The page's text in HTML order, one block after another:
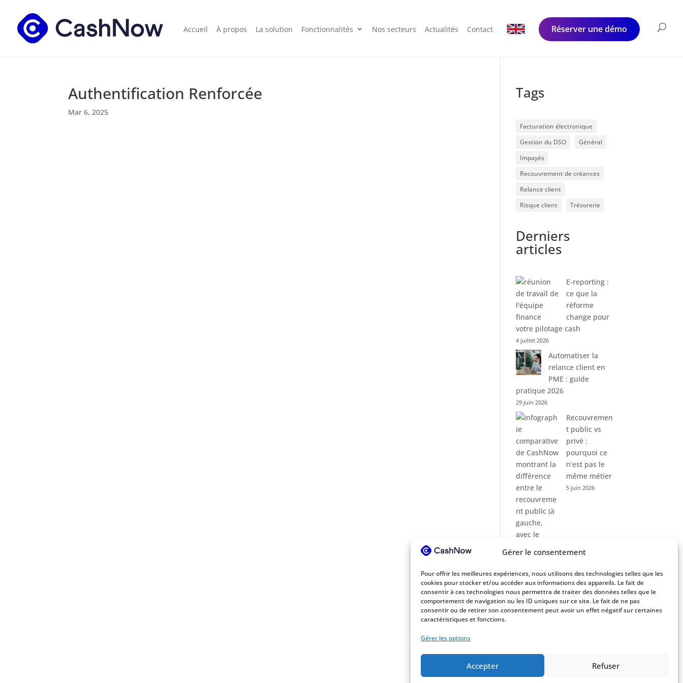
Gérer le consentement
Pour offrir les meilleures expériences, nous utilisons des technologies telles que les
cookies pour stocker et/ou accéder aux informations des appareils. Le fait de
consentir à ces technologies nous permettra de traiter des données telles que le
comportement de navigation ou les ID uniques sur ce site. Le fait de ne pas
consentir ou de retirer son consentement peut avoir un effet négatif sur certaines
caractéristiques et fonctions.
Gérer les options
Accepter Refuser
Accueil À propos La solution Fonctionnalités Nos secteurs Actualités Contact Réserver une démo
Authentification Renforcée
Mar 6, 2025
Tags
Facturation électronique
Gestion du DSO
Général
Impayés
Recouvrement de créances
Relance client
Risque client
Trésorerie
Derniers
articles
E-reporting :
ce que la
réforme
change pour
votre pilotage cash
4 juillet 2026
Automatiser la
relance client en
PME : guide
pratique 2026
29 juin 2026
Recouvremen
t public vs
privé :
pourquoi ce
n’est pas le
même métier
5 juin 2026